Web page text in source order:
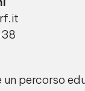
un percorso